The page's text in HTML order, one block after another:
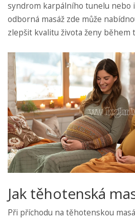
syndrom karpálního tunelu nebo
odborná masáž zde může
zlepšit kvalitu života ženy během
Jak těhotenská
Při příchodu na těhotenskou